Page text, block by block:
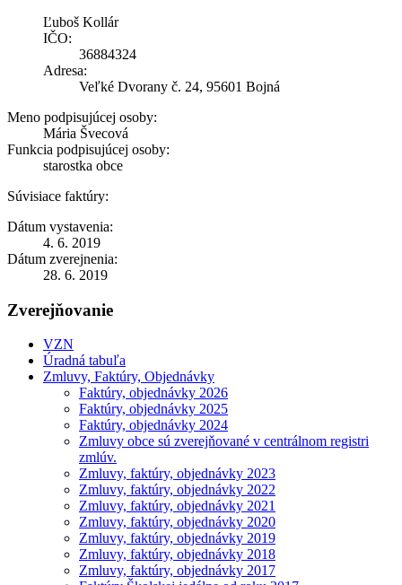
Ľuboš Kollár
IČO:
36884324
Adresa:
Veľké Dvorany č. 24, 95601 Bojná
Meno podpisujúcej osoby:
Mária Švecová
Funkcia podpisujúcej osoby:
starostka obce
Súvisiace faktúry:
Dátum vystavenia:
4. 6. 2019
Dátum zverejnenia:
28. 6. 2019
Zverejňovanie
VZN
Úradná tabuľa
Zmluvy, Faktúry, Objednávky
Faktúry, objednávky 2026
Faktúry, objednávky 2025
Faktúry, objednávky 2024
Zmluvy obce sú zverejňované v centrálnom registri
zmlúv.
Zmluvy, faktúry, objednávky 2023
Zmluvy, faktúry, objednávky 2022
Zmluvy, faktúry, objednávky 2021
Zmluvy, faktúry, objednávky 2020
Zmluvy, faktúry, objednávky 2019
Zmluvy, faktúry, objednávky 2018
Zmluvy, faktúry, objednávky 2017